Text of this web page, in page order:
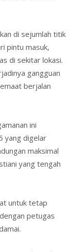
di sejumlah titik
pintu masuk,
di sekitar lokasi.
gangguan
berjalan
ini
yang digelar
maksimal
yang tengah
untuk tetap
petugas